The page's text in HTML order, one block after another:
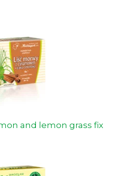
and lemon grass fix